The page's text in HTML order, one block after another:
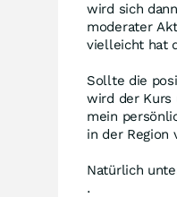
wird sich
moderater
vielleicht hat
Sollte die
wird der Kurs
mein
in der Region
Natürlich
.